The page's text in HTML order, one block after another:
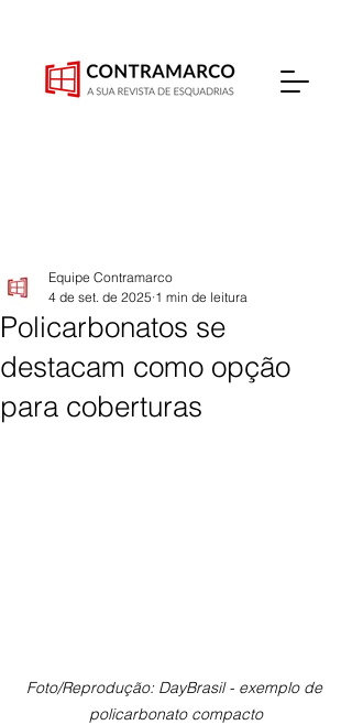
Policarbonatos se
destacam como opção
para coberturas
Equipe Contramarco
4 de set. de 2025 1 min de leitura
Foto/Reprodução: DayBrasil - exemplo de
policarbonato compacto